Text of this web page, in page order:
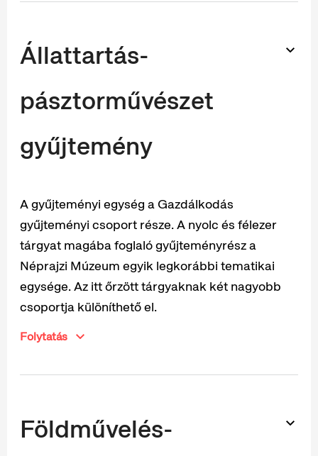
Állattartás-
pásztorművészet
gyűjtemény
A gyűjteményi egység a Gazdálkodás
gyűjteményi csoport része. A nyolc és félezer
tárgyat magába foglaló gyűjteményrész a
Néprajzi Múzeum egyik legkorábbi tematikai
egysége. Az itt őrzött tárgyaknak két nagyobb
csoportja különíthető el.
Folytatás
Földművelés-